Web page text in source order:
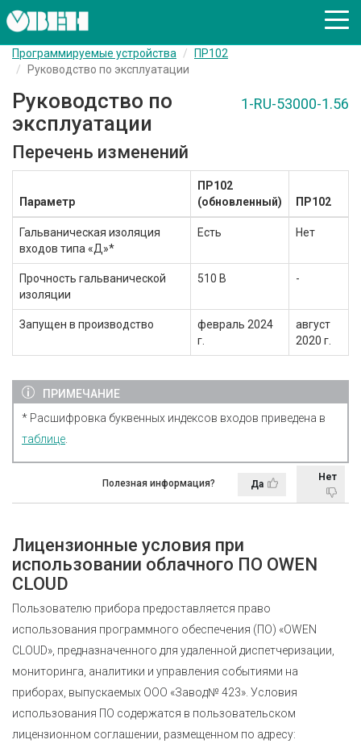
Программируемые устройства
ПР102
Руководство по эксплуатации
1-RU-53000-1.56
Руководство по
эксплуатации
Перечень изменений
Параметр
ПР102
(обновленный)
ПР102
Гальваническая изоляция
входов типа «Д»*
Есть Нет
Прочность гальванической
изоляции
510 В -
Запущен в производство
февраль 2024
г.
август
2020 г.
ПРИМЕЧАНИЕ
* Расшифровка буквенных индексов входов приведена в
таблице
Полезная информация? Да
Нет
Лицензионные условия при
использовании облачного ПО OWEN
CLOUD
Пользователю прибора предоставляется право
использования программного обеспечения (ПО) «OWEN
CLOUD», предназначенного для удаленной диспетчеризации,
мониторинга, аналитики и управления событиями на
приборах, выпускаемых ООО «Завод№ 423». Условия
использования ПО содержатся в пользовательском
лицензионном соглашении, размещенном по адресу: